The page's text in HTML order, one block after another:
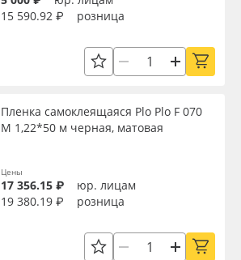
15 590.92 ₽
розница
Пленка самоклеящаяся Plo Plo F 070
M 1,22*50 м черная, матовая
Цены
17 356.15 ₽
юр. лицам
19 380.19 ₽
розница